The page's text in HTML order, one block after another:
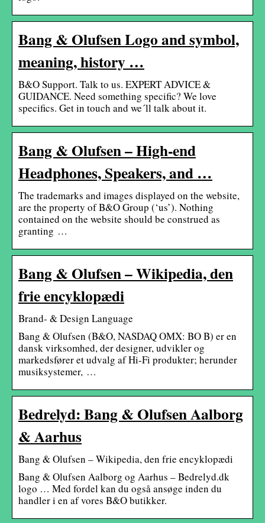
Bang & Olufsen Logo and symbol,
meaning, history …
B&O Support. Talk to us. EXPERT ADVICE &
GUIDANCE. Need something specific? We love
specifics. Get in touch and we´ll talk about it.
Bang & Olufsen – High-end
Headphones, Speakers, and …
The trademarks and images displayed on the website,
are the property of B&O Group (‘us’). Nothing
contained on the website should be construed as
granting …
Bang & Olufsen – Wikipedia, den
frie encyklopædi
Brand- & Design Language
Bang & Olufsen (B&O, NASDAQ OMX: BO B) er en
dansk virksomhed, der designer, udvikler og
markedsfører et udvalg af Hi-Fi produkter; herunder
musiksystemer, …
Bedrelyd: Bang & Olufsen Aalborg
& Aarhus
Bang & Olufsen – Wikipedia, den frie encyklopædi
Bang & Olufsen Aalborg og Aarhus – Bedrelyd.dk
logo … Med fordel kan du også ansøge inden du
handler i en af vores B&O butikker.